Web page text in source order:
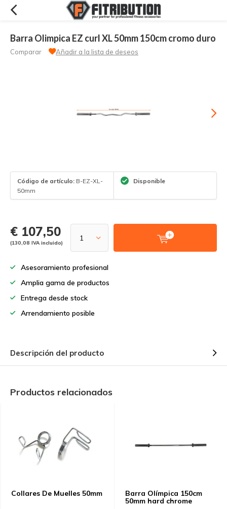
Barra Olimpica EZ curl XL 50mm 150cm cromo duro
Comparar Añadir a la lista de deseos
Código de artículo: B-EZ-XL-
50mm
Disponible
€ 107,50
(130,08 IVA incluido)
Asesoramiento profesional
Amplia gama de productos
Entrega desde stock
Arrendamiento posible
Descripción del producto
Productos relacionados
Collares De Muelles 50mm
Barra Olímpica 150cm
50mm hard chrome